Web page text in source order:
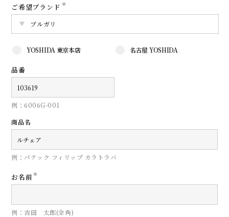
ご希望ブランド ※
YOSHIDA 東京本店 名古屋 YOSHIDA
品番
例：6006G-001
商品名
例：パテック フィリップ カラトラバ
お名前 ※
例：吉田 太郎(全角)